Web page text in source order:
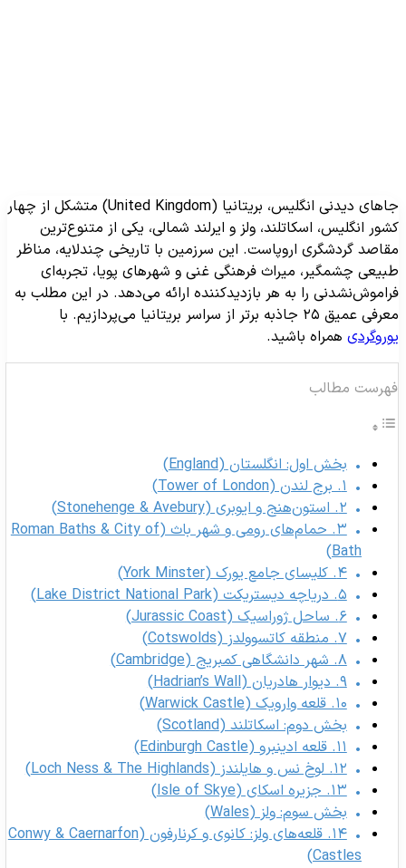
جاهای دیدنی انگلیس، بریتانیا (United Kingdom) متشکل از چهار
انگلیس، اسکاتلند، ولز و ایرلند شمالی، یکی از متنوع‌ترین
گردشگری اروپاست. این سرزمین با تاریخی چندلایه، مناظر
چشمگیر، میراث فرهنگی غنی و شهرهای پویا، تجربه‌ای
را به هر بازدیدکننده ارائه می‌دهد. در این مطلب به
عمیق ۲۵ جاذبه برتر از سراسر بریتانیا می‌پردازیم. با
همراه باشید.
مطالب
بخش اول: انگلستان (England)
۱. برج لندن (Tower of London)
۲. استون‌هنج و ایوبری (Stonehenge & Avebury)
۳. حمام‌های رومی و شهر باث (Roman Baths & City of
Bath)
۴. کلیسای جامع یورک (York Minster)
۵. دریاچه دیستریکت (Lake District National Park)
۶. ساحل ژوراسیک (Jurassic Coast)
۷. منطقه کاتسوولدز (Cotswolds)
۸. شهر دانشگاهی کمبریج (Cambridge)
۹. دیوار هادریان (Hadrian’s Wall)
۱۰. قلعه وارویک (Warwick Castle)
بخش دوم: اسکاتلند (Scotland)
۱۱. قلعه ادینبرو (Edinburgh Castle)
۱۲. لوخ نس و هایلندز (Loch Ness & The Highlands)
۱۳. جزیره اسکای (Isle of Skye)
بخش سوم: ولز (Wales)
۱۴. قلعه‌های ولز: کانوی و کرنارفون (Conwy & Caernarfon
Castles)